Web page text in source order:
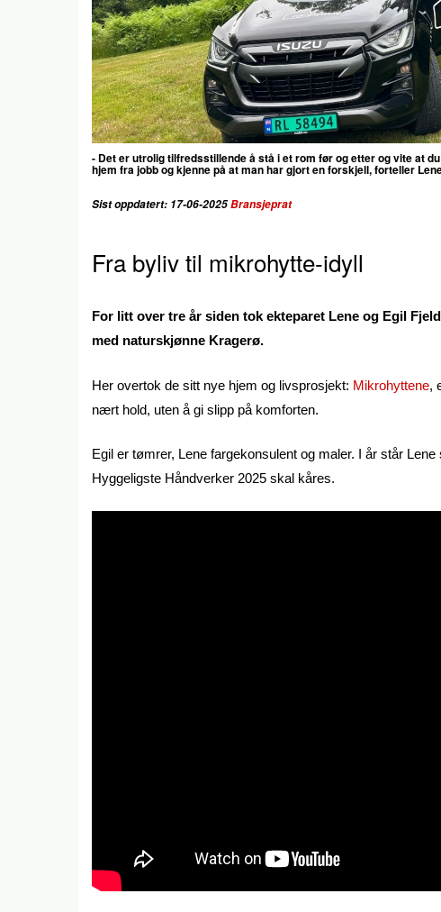
- Det er utrolig tilfredsstillende å stå i et rom før og etter og vite at
hjem fra jobb og kjenne på at man har gjort en forskjell, forteller
Sist oppdatert: 17-06-2025Bransjeprat
Fra byliv til mikrohytte-idyll
For litt over tre år siden tok ekteparet Lene og Egil
med naturskjønne Kragerø.
Her overtok de sitt nye hjem og livsprosjekt: Mikrohyttene,
nært hold, uten å gi slipp på komforten.
Egil er tømrer, Lene fargekonsulent og maler. I år står
Hyggeligste Håndverker 2025 skal kåres.